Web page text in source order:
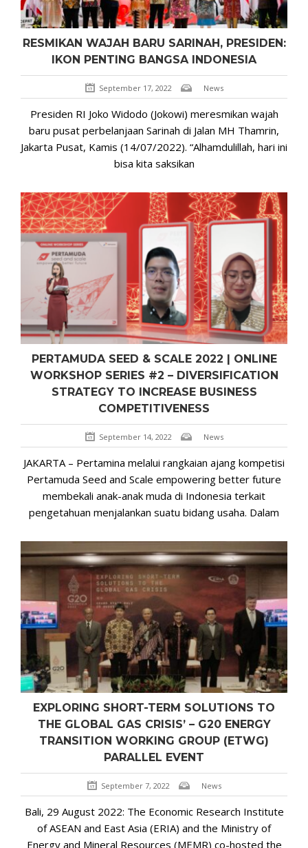
RESMIKAN WAJAH BARU SARINAH, PRESIDEN:
IKON PENTING BANGSA INDONESIA
September 17, 2022 News
Presiden RI Joko Widodo (Jokowi) meresmikan wajah
baru pusat perbelanjaan Sarinah di Jalan MH Thamrin,
Jakarta Pusat, Kamis (14/07/2022). “Alhamdulillah, hari ini
bisa kita saksikan
PERTAMUDA SEED & SCALE 2022 | ONLINE
WORKSHOP SERIES #2 – DIVERSIFICATION
STRATEGY TO INCREASE BUSINESS
COMPETITIVENESS
September 14, 2022 News
JAKARTA – Pertamina melalui rangkaian ajang kompetisi
Pertamuda Seed and Scale empowering better future
membekali anak-anak muda di Indonesia terkait
pengetahuan menjalankan suatu bidang usaha. Dalam
EXPLORING SHORT-TERM SOLUTIONS TO
THE GLOBAL GAS CRISIS’ – G20 ENERGY
TRANSITION WORKING GROUP (ETWG)
PARALLEL EVENT
September 7, 2022 News
Bali, 29 August 2022: The Economic Research Institute
of ASEAN and East Asia (ERIA) and the Ministry of
Energy and Mineral Resources (MEMR) co-hosted the